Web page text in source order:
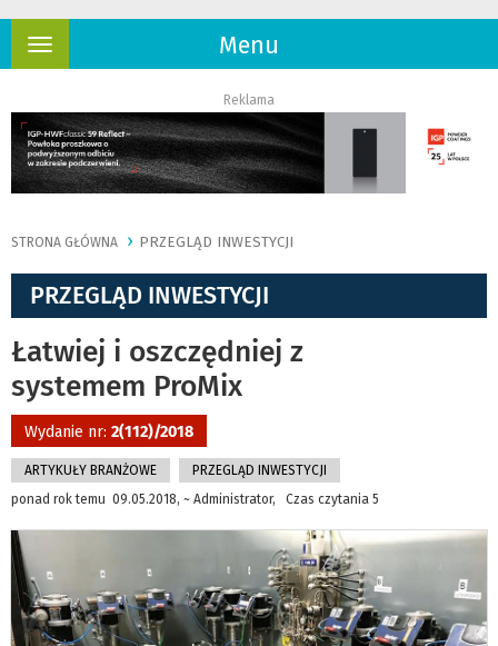
Menu
Rozwiń
Reklama
STRONA GŁÓWNA PRZEGLĄD INWESTYCJI
PRZEGLĄD INWESTYCJI
Łatwiej i oszczędniej z
systemem ProMix
Wydanie nr: 2(112)/2018
ARTYKUŁY BRANŻOWE
PRZEGLĄD INWESTYCJI
ponad rok temu 09.05.2018, ~ Administrator, Czas czytania 5